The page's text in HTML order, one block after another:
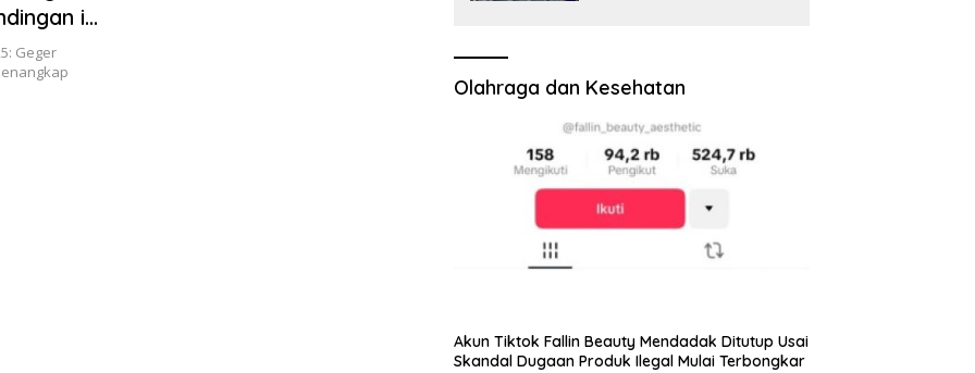
ini
Geger
Olahraga dan Kesehatan
Akun Tiktok Fallin Beauty Mendadak Ditutup Usai
Skandal Dugaan Produk Ilegal Mulai Terbongkar